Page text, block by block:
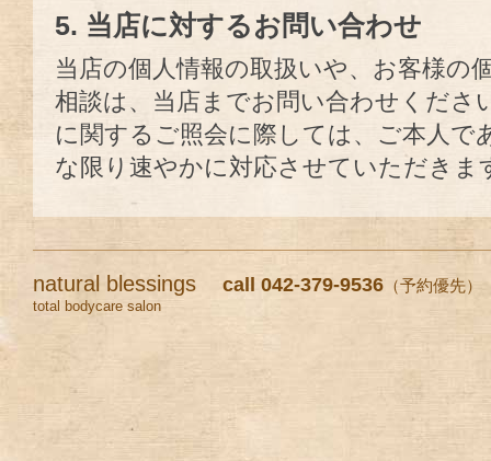
5. 当店に対するお問い合わせ
当店の個人情報の取扱いや、お客様の
相談は、当店までお問い合わせくださ
に関するご照会に際しては、ご本人で
な限り速やかに対応させていただきま
natural blessings call 042-379-9536 （予約優先）
total bodycare salon